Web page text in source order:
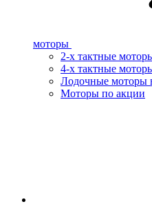
моторы
2-х тактные
4-х тактные
Лодочные моторы
Моторы по акции